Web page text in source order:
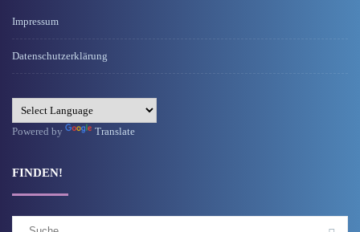
Impressum
Datenschutzerklärung
Powered by Translate
FINDEN!
Suchergebnis